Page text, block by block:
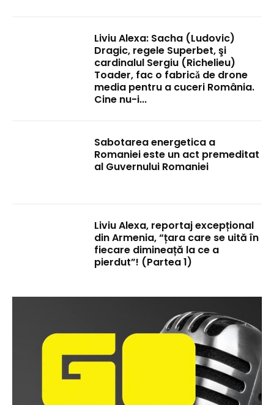
Liviu Alexa: Sacha (Ludovic)
Dragic, regele Superbet, şi
cardinalul Sergiu (Richelieu)
Toader, fac o fabricǎ de drone
media pentru a cuceri România.
Cine nu-i...
Sabotarea energetica a
Romaniei este un act premeditat
al Guvernului Romaniei
Liviu Alexa, reportaj excepțional
din Armenia, “țara care se uită în
fiecare dimineață la ce a
pierdut”! (Partea 1)